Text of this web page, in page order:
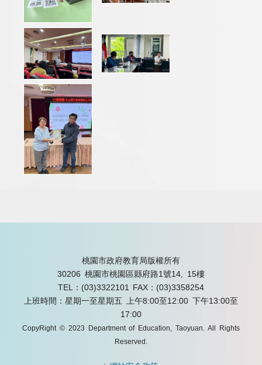
桃園市政府教育局版權所有
30206 桃園市桃園區縣府路1號14, 15樓
TEL：(03)3322101
FAX：(03)3358254
上班時間：星期一至星期五 上午8:00至12:00 下午13:00至
17:00
CopyRight © 2023 Department of Education, Taoyuan. All Rights
Reserved.